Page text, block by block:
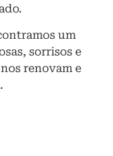
um
sorrisos e
renovam e